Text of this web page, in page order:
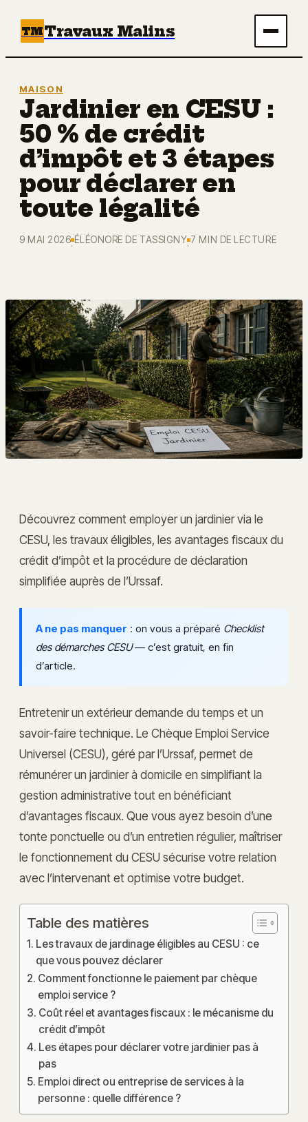
TMTravaux Malins
Bricolage
Immobilier
Écologie & Énergie
Déco
MAISON
Jardinier en CESU :
50 % de crédit
d’impôt et 3 étapes
pour déclarer en
toute légalité
9 MAI 2026
·
ÉLÉONORE DE TASSIGNY
·
7 MIN DE LECTURE
Découvrez comment employer un jardinier via le
CESU, les travaux éligibles, les avantages fiscaux du
crédit d’impôt et la procédure de déclaration
simplifiée auprès de l’Urssaf.
A ne pas manquer : on vous a préparé Checklist
des démarches CESU— c’est gratuit, en fin
d’article.
Entretenir un extérieur demande du temps et un
savoir-faire technique. Le Chèque Emploi Service
Universel (CESU), géré par l’Urssaf, permet de
rémunérer un jardinier à domicile en simplifiant la
gestion administrative tout en bénéficiant
d’avantages fiscaux. Que vous ayez besoin d’une
tonte ponctuelle ou d’un entretien régulier, maîtriser
le fonctionnement du CESU sécurise votre relation
avec l’intervenant et optimise votre budget.
Table des matières
Les travaux de jardinage éligibles au CESU : ce
que vous pouvez déclarer
Comment fonctionne le paiement par chèque
emploi service ?
Coût réel et avantages fiscaux : le mécanisme du
crédit d’impôt
Les étapes pour déclarer votre jardinier pas à
pas
Emploi direct ou entreprise de services à la
personne : quelle différence ?